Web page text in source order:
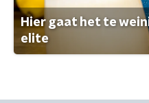
Hier gaat het te
elite